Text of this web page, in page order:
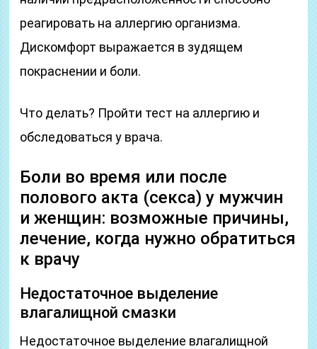
реагировать на аллергию организма.
Дискомфорт выражается в зудящем
покраснении и боли.
Что делать? Пройти тест на аллергию и
обследоваться у врача.
Боли во время или после
полового акта (секса) у мужчин
и женщин: возможные причины,
лечение, когда нужно обратиться
к врачу
Недостаточное выделение
влагалищной смазки
Недостаточное выделение влагалищной